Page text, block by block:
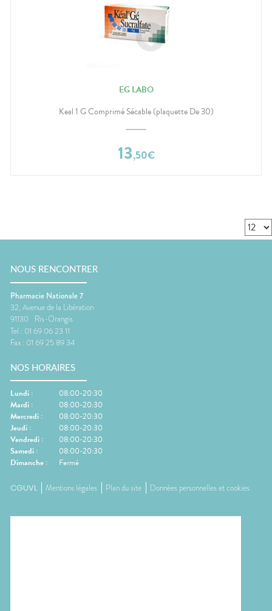
EG LABO
Keal 1 G Comprimé Sécable (plaquette De 30)
13,50€
NOUS RENCONTRER
Pharmacie Nationale 7
32, Avenue de la Libération
91130 Ris-Orangis
Tel : 01 69 06 23 11
Fax : 01 69 25 89 34
NOS HORAIRES
Lundi :
08:00-20:30
Mardi :
08:00-20:30
Mercredi :
08:00-20:30
Jeudi :
08:00-20:30
Vendredi :
08:00-20:30
Samedi :
08:00-20:30
Dimanche : Fermé
CGUVL Mentions légales Plan du site Données personnelles et cookies